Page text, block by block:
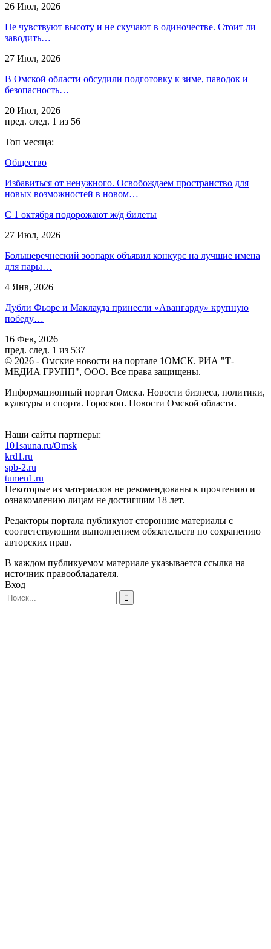
26 Июл, 2026
Не чувствуют высоту и не скучают в одиночестве. Стоит ли
заводить…
27 Июл, 2026
В Омской области обсудили подготовку к зиме, паводок и
безопасность…
20 Июл, 2026
пред. след. 1 из 56
Топ месяца:
Общество
Избавиться от ненужного. Освобождаем пространство для
новых возможностей в новом…
С 1 октября подорожают ж/д билеты
27 Июл, 2026
Большеречнеский зоопарк объявил конкурс на лучшие имена
для пары…
4 Янв, 2026
Дубли Фьоре и Маклауда принесли «Авангарду» крупную
победу…
16 Фев, 2026
пред. след. 1 из 537
© 2026 - Омские новости на портале 1ОМСК. РИА "Т-
МЕДИА ГРУПП", ООО. Все права защищены.
Информационный портал Омска. Новости бизнеса, политики,
культуры и спорта. Гороскоп. Новости Омской области.
Наши сайты партнеры:
101sauna.ru/Omsk
krd1.ru
spb-2.ru
tumen1.ru
Некоторые из материалов не рекомендованы к прочтению и
ознакомлению лицам не достигшим 18 лет.
Редакторы портала публикуют сторонние материалы с
соответствующим выполнением обязательств по сохранению
авторских прав.
В каждом публикуемом материале указывается ссылка на
источник правообладателя.
Вход